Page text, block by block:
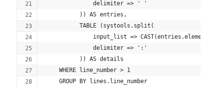
               delimiter => ' '
           )) AS entries,
           TABLE (systools.split(
input_list => CAST(entries.element
               delimiter => ':'
           )) AS details
     WHERE line_number > 1
     GROUP BY lines.line_number